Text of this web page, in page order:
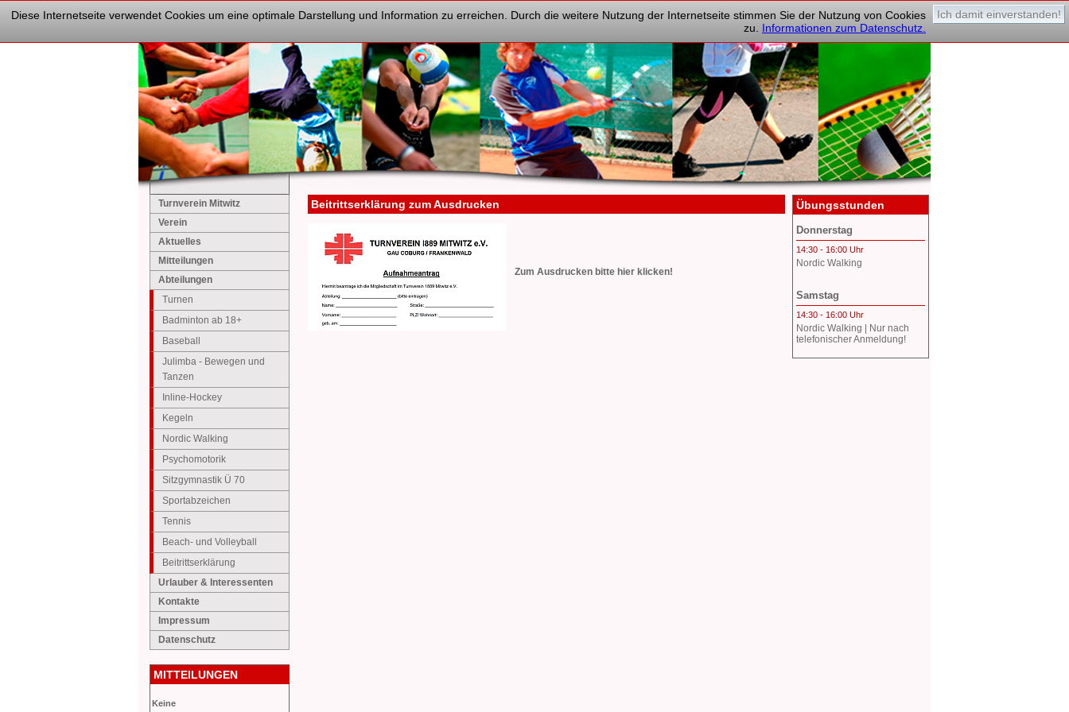
Diese Internetseite verwendet Cookies um eine optimale Darstellung und Information zu erreichen. Durch die weitere Nutzung der Internetseite stimmen Sie der Nutzung von Cookies
zu. Informationen zum Datenschutz.
Ich damit einverstanden!
Turnverein Mitwitz
Verein
Aktuelles
Mitteilungen
Abteilungen
Turnen
Badminton ab 18+
Baseball
Julimba - Bewegen und
Tanzen
Inline-Hockey
Kegeln
Nordic Walking
Psychomotorik
Sitzgymnastik Ü 70
Sportabzeichen
Tennis
Beach- und Volleyball
Beitrittserklärung
Urlauber & Interessenten
Kontakte
Impressum
Datenschutz
MITTEILUNGEN
Keine
Beitrittserklärung zum Ausdrucken
Zum Ausdrucken bitte hier klicken!
Übungsstunden
Donnerstag
14:30 - 16:00 Uhr
Nordic Walking
Samstag
14:30 - 16:00 Uhr
Nordic Walking | Nur nach
telefonischer Anmeldung!